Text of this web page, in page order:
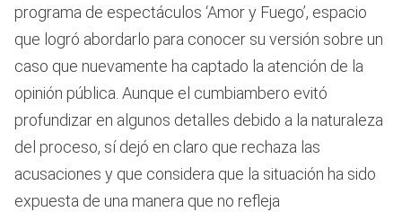
programa de espectáculos ‘Amor y Fuego’, espacio
que logró abordarlo para conocer su versión sobre un
caso que nuevamente ha captado la atención de la
opinión pública. Aunque el cumbiambero evitó
profundizar en algunos detalles debido a la naturaleza
del proceso, sí dejó en claro que rechaza las
acusaciones y que considera que la situación ha sido
expuesta de una manera que no refleja